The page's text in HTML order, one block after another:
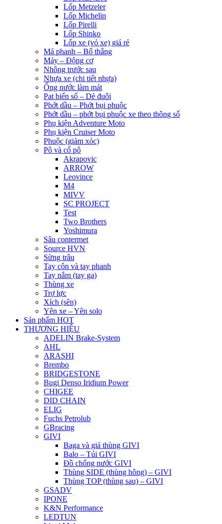
Lốp Metzeler
Lốp Michelin
Lốp Pirelli
Lốp Shinko
Lốp xe (vỏ xe) giá rẻ
Má phanh – Bố thắng
Máy – Động cơ
Nhông trước sau
Nhựa xe (chi tiết nhựa)
Ống nước làm mát
Pat biển số – Dè đuôi
Phớt dầu – Phớt bụi phuộc
Phớt dầu – phớt bụi phuộc xe theo thông số
Phụ kiện Adventure Moto
Phụ kiện Cruiser Moto
Phuộc (giảm xóc)
Pô và cổ pô
Akrapovic
ARROW
Leovince
M4
MIVV
SC PROJECT
Test
Two Brothers
Yoshimura
Sâu contermet
Source HVN
Sừng trâu
Tay côn và tay phanh
Tay nắm (tay ga)
Thùng xe
Trợ lực
Xích (sên)
Yên xe – Yên solo
Sản phẩm HOT
THƯƠNG HIỆU
ADELIN Brake-System
AHL
ARASHI
Brembo
BRIDGESTONE
Bugi Denso Iridium Power
CHIGEE
DID CHAIN
ELIG
Fuchs Petrolub
GBracing
GIVI
Baga và giá thùng GIVI
Balo – Túi GIVI
Đồ chống nước GIVI
Thùng SIDE (thùng hông) – GIVI
Thùng TOP (thùng sau) – GIVI
GSADV
IPONE
K&N Performance
LEDTUN